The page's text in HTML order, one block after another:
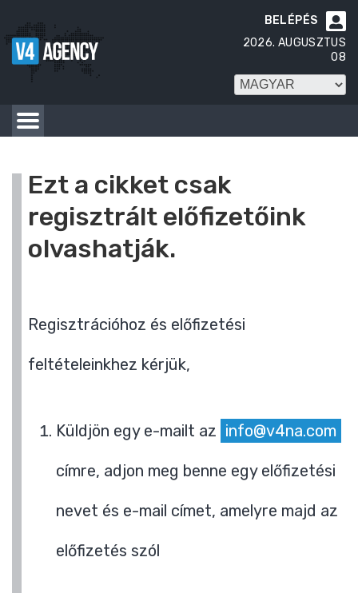

BELÉPÉS
2026. AUGUSZTUS
08
Ezt a cikket csak
regisztrált előfizetőink
olvashatják.
Regisztrációhoz és előfizetési
feltételeinkhez kérjük,
Küldjön egy e-mailt az info@v4na.com
címre, adjon meg benne egy előfizetési
nevet és e-mail címet, amelyre majd az
előfizetés szól